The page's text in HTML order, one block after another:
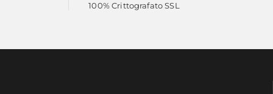
100% Crittografato SSL